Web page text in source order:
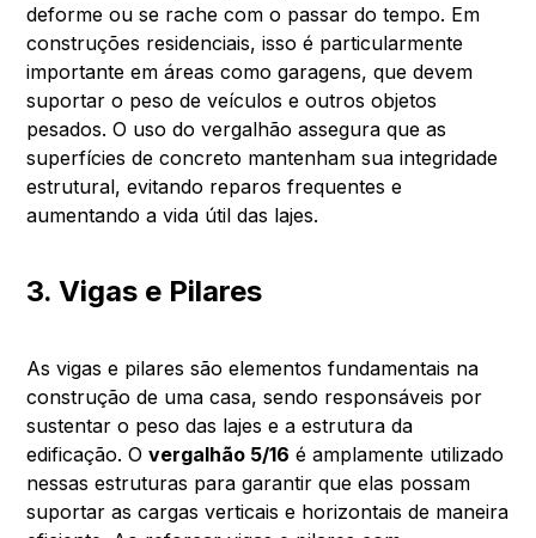
deforme ou se rache com o passar do tempo. Em
construções residenciais, isso é particularmente
importante em áreas como garagens, que devem
suportar o peso de veículos e outros objetos
pesados. O uso do vergalhão assegura que as
superfícies de concreto mantenham sua integridade
estrutural, evitando reparos frequentes e
aumentando a vida útil das lajes.
3. Vigas e Pilares
As vigas e pilares são elementos fundamentais na
construção de uma casa, sendo responsáveis por
sustentar o peso das lajes e a estrutura da
edificação. Overgalhão 5/16 é amplamente utilizado
nessas estruturas para garantir que elas possam
suportar as cargas verticais e horizontais de maneira